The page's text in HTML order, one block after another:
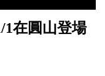
1在圓山登場